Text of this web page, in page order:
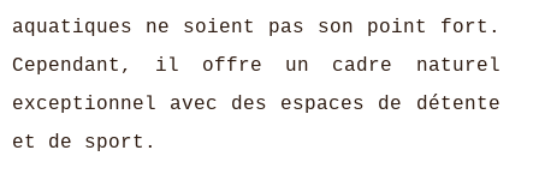
aquatiques ne soient pas son point fort.
Cependant, il offre un cadre naturel
exceptionnel avec des espaces de détente
et de sport.